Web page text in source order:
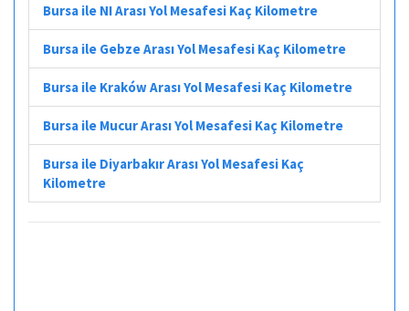
Bursa ile NI Arası Yol Mesafesi Kaç Kilometre
Bursa ile Gebze Arası Yol Mesafesi Kaç Kilometre
Bursa ile Kraków Arası Yol Mesafesi Kaç Kilometre
Bursa ile Mucur Arası Yol Mesafesi Kaç Kilometre
Bursa ile Diyarbakır Arası Yol Mesafesi Kaç
Kilometre